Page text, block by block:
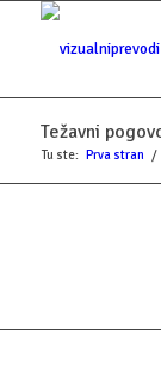
Težavni
Tu ste: Prva stran /